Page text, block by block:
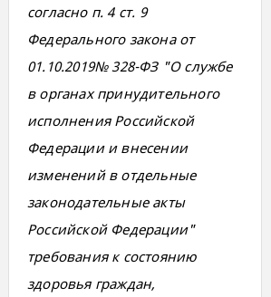
согласно п. 4 ст. 9
Федерального закона от
01.10.2019№ 328-ФЗ "О службе
в органах принудительного
исполнения Российской
Федерации и внесении
изменений в отдельные
законодательные акты
Российской Федерации"
требования к состоянию
здоровья граждан,